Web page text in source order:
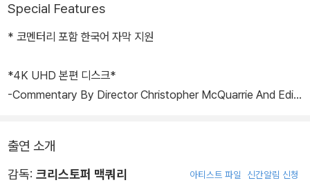
은 없다는 것을 받아들여야 할 상황에 처한다. 그것이 심지어 그가 사
랑하는 사람들의 목숨일지라도.
Special Features
* 코멘터리 포함 한국어 자막 지원
*4K UHD 본편 디스크*
-Commentary By Director Christopher McQuarrie And Edit
*블루레이 보너스 디스크*
출연 소개
감독: 크리스토퍼 맥쿼리 아티스트 파일 신간알림 신청